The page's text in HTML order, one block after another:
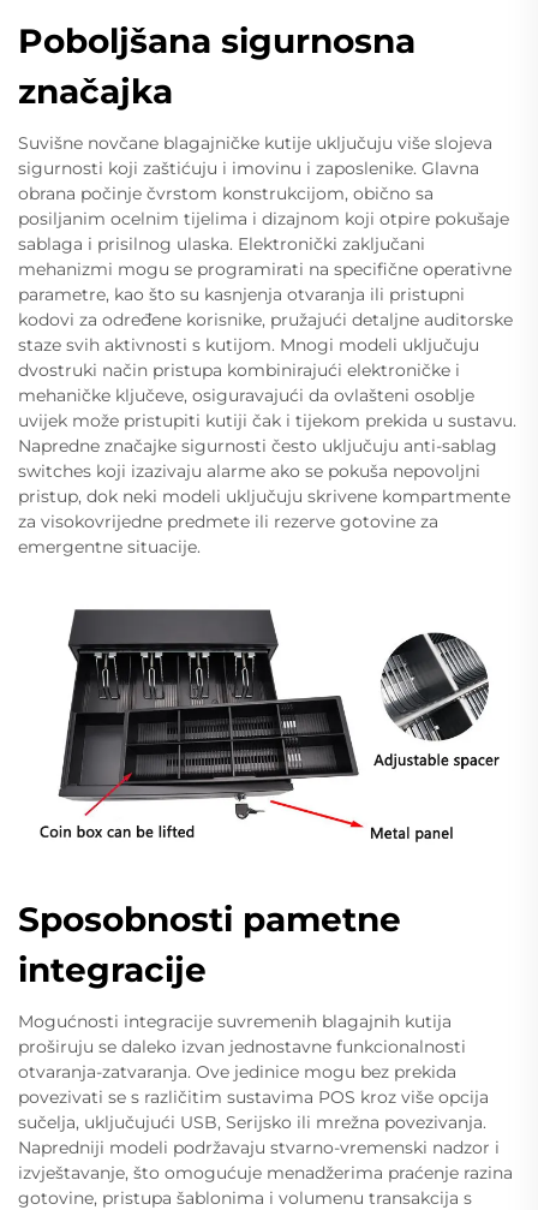
Poboljšana sigurnosna
značajka
Suvišne novčane blagajničke kutije uključuju više slojeva
sigurnosti koji zaštićuju i imovinu i zaposlenike. Glavna
obrana počinje čvrstom konstrukcijom, obično sa
posiljanim ocelnim tijelima i dizajnom koji otpire pokušaje
sablaga i prisilnog ulaska. Elektronički zaključani
mehanizmi mogu se programirati na specifične operativne
parametre, kao što su kasnjenja otvaranja ili pristupni
kodovi za određene korisnike, pružajući detaljne auditorske
staze svih aktivnosti s kutijom. Mnogi modeli uključuju
dvostruki način pristupa kombinirajući elektroničke i
mehaničke ključeve, osiguravajući da ovlašteni osoblje
uvijek može pristupiti kutiji čak i tijekom prekida u sustavu.
Napredne značajke sigurnosti često uključuju anti-sablag
switches koji izazivaju alarme ako se pokuša nepovoljni
pristup, dok neki modeli uključuju skrivene kompartmente
za visokovrijedne predmete ili rezerve gotovine za
emergentne situacije.
Sposobnosti pametne
integracije
Mogućnosti integracije suvremenih blagajnih kutija
proširuju se daleko izvan jednostavne funkcionalnosti
otvaranja-zatvaranja. Ove jedinice mogu bez prekida
povezivati se s različitim sustavima POS kroz više opcija
sučelja, uključujući USB, Serijsko ili mrežna povezivanja.
Napredniji modeli podržavaju stvarno-vremenski nadzor i
izvještavanje, što omogućuje menadžerima praćenje razina
gotovine, pristupa šablonima i volumenu transakcija s